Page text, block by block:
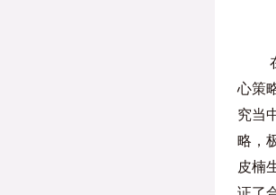
心策
究当
略，
皮楠